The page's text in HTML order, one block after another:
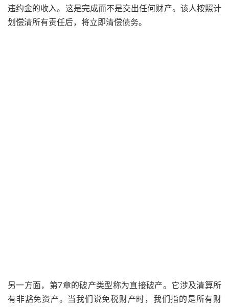
违约金的收入。这是完成而不是交出任何财产。该人按照计
划偿清所有责任后，将立即清偿债务。
另一方面，第7章的破产类型称为直接破产。它涉及清算所
有非豁免资产。当我们说免税财产时，我们指的是所有财